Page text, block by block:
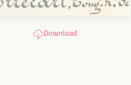
Download